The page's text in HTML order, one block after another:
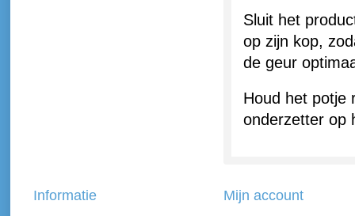
Sluit het
op zijn kop,
de geur
Houd het potje
onderzetter op
Informatie Mijn account